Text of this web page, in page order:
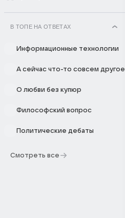
В ТОПЕ НА ОТВЕТАХ
Информационные технологии
А сейчас что-то совсем другое
О любви без купюр
Философский вопрос
Политические дебаты
Смотреть все